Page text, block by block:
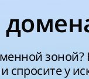
спросите у